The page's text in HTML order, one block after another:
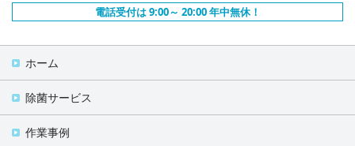
電話受付は 9:00～ 20:00 年中無休！
ホーム
除菌サービス
作業事例